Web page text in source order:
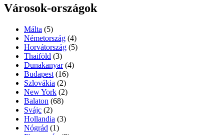
Városok-országok
Málta (5)
Németország (4)
Horvátország (5)
Thaiföld (3)
Dunakanyar (4)
Budapest (16)
Szlovákia (2)
New York (2)
Balaton (68)
Svájc (2)
Hollandia (3)
Nógrád (1)